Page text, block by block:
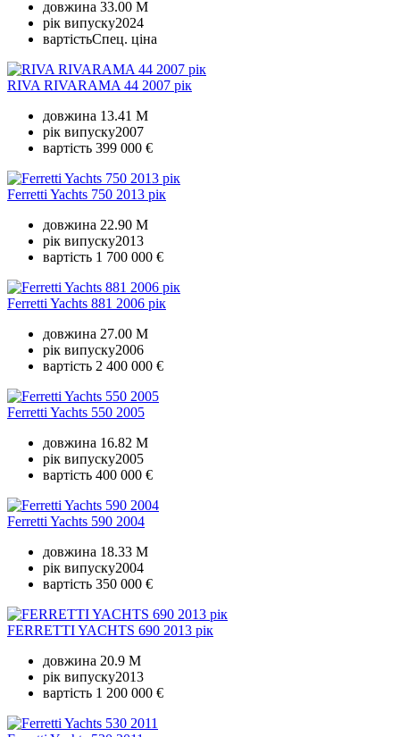
довжина 33.00 M
рік випуску2024
вартістьСпец. ціна
RIVA RIVARAMA 44 2007 рік
довжина 13.41 M
рік випуску2007
вартість 399 000 €
Ferretti Yachts 750 2013 рік
довжина 22.90 M
рік випуску2013
вартість 1 700 000 €
Ferretti Yachts 881 2006 рік
довжина 27.00 M
рік випуску2006
вартість 2 400 000 €
Ferretti Yachts 550 2005
довжина 16.82 M
рік випуску2005
вартість 400 000 €
Ferretti Yachts 590 2004
довжина 18.33 M
рік випуску2004
вартість 350 000 €
FERRETTI YACHTS 690 2013 рік
довжина 20.9 M
рік випуску2013
вартість 1 200 000 €